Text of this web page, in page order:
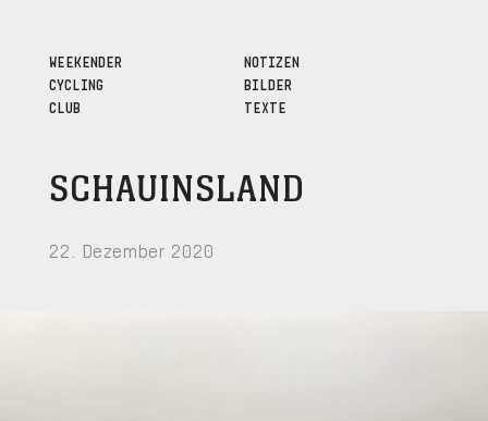
WEEKENDER
CYCLING
CLUB
NOTIZEN
BILDER
TEXTE
SCHAUINSLAND
22. Dezember 2020